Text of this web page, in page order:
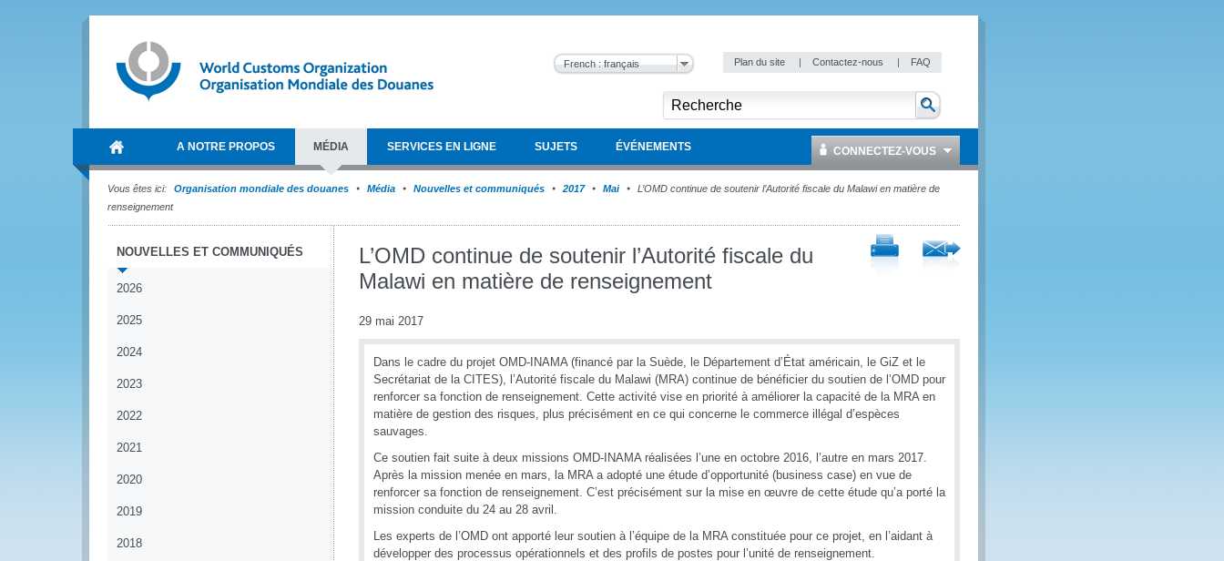
French : français Plan du site | Contactez-nous | FAQ
A NOTRE PROPOS MÉDIA SERVICES EN LIGNE SUJETS ÉVÉNEMENTS CONNECTEZ-VOUS
Vous êtes ici: Organisation mondiale des douanes Média Nouvelles et communiqués 2017 Mai
L’OMD continue de soutenir l’Autorité fiscale du Malawi en matière de
renseignement
NOUVELLES ET COMMUNIQUÉS
2026
2025
2024
2023
2022
2021
2020
2019
2018
L’OMD continue de soutenir l’Autorité fiscale du
Malawi en matière de renseignement
29 mai 2017
Dans le cadre du projet OMD-INAMA (financé par la Suède, le Département d’État américain, le GiZ et le
Secrétariat de la CITES), l’Autorité fiscale du Malawi (MRA) continue de bénéficier du soutien de l’OMD pour
renforcer sa fonction de renseignement. Cette activité vise en priorité à améliorer la capacité de la MRA en
matière de gestion des risques, plus précisément en ce qui concerne le commerce illégal d’espèces
sauvages.
Ce soutien fait suite à deux missions OMD-INAMA réalisées l’une en octobre 2016, l’autre en mars 2017.
Après la mission menée en mars, la MRA a adopté une étude d’opportunité (business case) en vue de
renforcer sa fonction de renseignement. C’est précisément sur la mise en œuvre de cette étude qu’a porté la
mission conduite du 24 au 28 avril.
Les experts de l’OMD ont apporté leur soutien à l’équipe de la MRA constituée pour ce projet, en l’aidant à
développer des processus opérationnels et des profils de postes pour l’unité de renseignement.